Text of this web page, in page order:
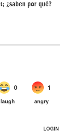
¿saben por qué?